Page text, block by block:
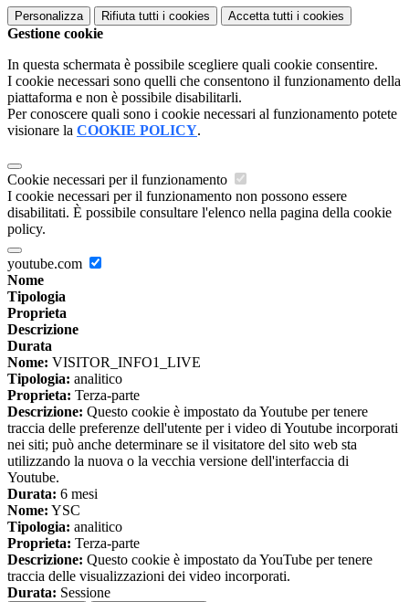
Personalizza Rifiuta tutti i cookies Accetta tutti i cookies
Gestione cookie
In questa schermata è possibile scegliere quali cookie consentire.
I cookie necessari sono quelli che consentono il funzionamento della
piattaforma e non è possibile disabilitarli.
Per conoscere quali sono i cookie necessari al funzionamento potete
visionare la COOKIE POLICY.
Cookie necessari per il funzionamento
I cookie necessari per il funzionamento non possono essere
disabilitati. È possibile consultare l'elenco nella pagina della cookie
policy.
youtube.com
Nome
Tipologia
Proprieta
Descrizione
Durata
Nome: VISITOR_INFO1_LIVE
Tipologia: analitico
Proprieta: Terza-parte
Descrizione: Questo cookie è impostato da Youtube per tenere
traccia delle preferenze dell'utente per i video di Youtube incorporati
nei siti; può anche determinare se il visitatore del sito web sta
utilizzando la nuova o la vecchia versione dell'interfaccia di
Youtube.
Durata: 6 mesi
Nome: YSC
Tipologia: analitico
Proprieta: Terza-parte
Descrizione: Questo cookie è impostato da YouTube per tenere
traccia delle visualizzazioni dei video incorporati.
Durata: Sessione